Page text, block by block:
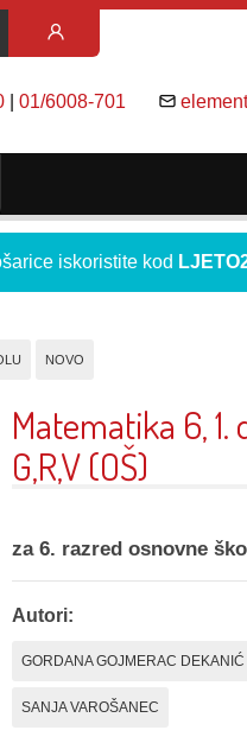
| 01/6008-701
iskoristite kod
NOVO
Matematika 6,
G,R,V (OŠ)
za 6. razred osnovne
Autori:
GORDANA GOJMERAC DEKANIĆ
SANJA VAROŠANEC